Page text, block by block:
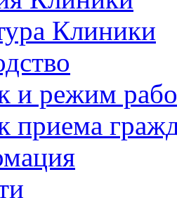
Клиники
и режим
приема